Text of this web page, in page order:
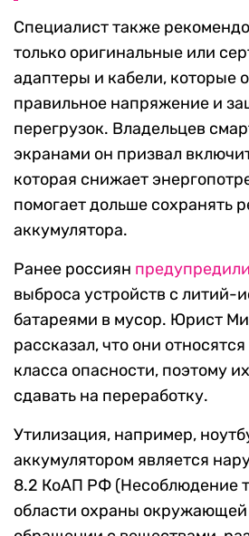
Специалист также
только оригинальные или
адаптеры и кабели, которые
правильное напряжение и
перегрузок. Владельцев
экранами он призвал
которая снижает
помогает дольше сохранять
аккумулятора.
Ранее россиян предупредили
выброса устройств с литий-
батареями в мусор. Юрист
рассказал, что они
класса опасности, поэтому
сдавать на переработку.
Утилизация, например,
аккумулятором является
8.2 КоАП РФ (Несоблюдение
области охраны